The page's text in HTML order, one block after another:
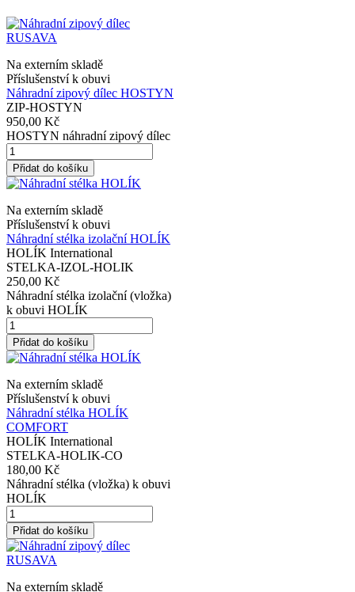
Na externím skladě
Příslušenství k obuvi
Náhradní zipový dílec HOSTYN
ZIP-HOSTYN
950,00 Kč
HOSTYN náhradní zipový dílec
Přidat do košíku
Na externím skladě
Příslušenství k obuvi
Náhradní stélka izolační HOLÍK
HOLÍK International
STELKA-IZOL-HOLIK
250,00 Kč
Náhradní stélka izolační (vložka)
k obuvi HOLÍK
Přidat do košíku
Na externím skladě
Příslušenství k obuvi
Náhradní stélka HOLÍK
COMFORT
HOLÍK International
STELKA-HOLIK-CO
180,00 Kč
Náhradní stélka (vložka) k obuvi
HOLÍK
Přidat do košíku
Na externím skladě